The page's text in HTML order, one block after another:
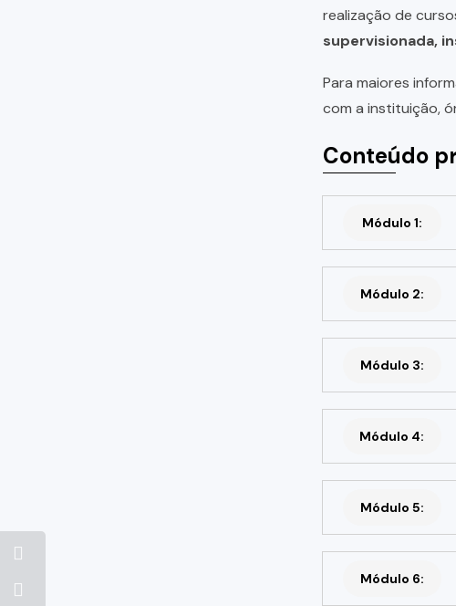
realização de
supervisionada,
Para maiores
com a instituição,
Conteúdo
Módulo 1:
Módulo 2:
Módulo 3:
Módulo 4:
Módulo 5:
Módulo 6: